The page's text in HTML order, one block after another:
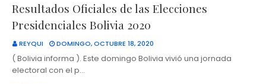
Resultados Oficiales de las Elecciones
Presidenciales Bolivia 2020
REYQUI DOMINGO, OCTUBRE 18, 2020
( Bolivia informa ). Este domingo Bolivia vivió una jornada
electoral con el p…